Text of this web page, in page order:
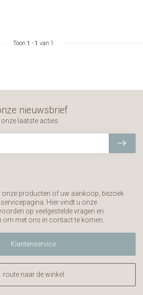
Toon 1 - 1 van 1
onze producten of uw aankoop, bezoek
Hier vindt u onze
op veelgestelde vragen en
om met ons in contact te komen.
Klantenservice
route naar de winkel
nieuwsbrief
laatste acties